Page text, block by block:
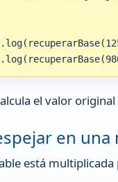
el valor
en
está